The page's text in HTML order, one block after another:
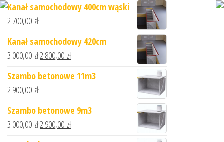
Kanał samochodowy 400cm wąski
2 700,00 zł
Kanał samochodowy 420cm
3 000,00zł2 800,00 zł
Szambo betonowe 11m3
2 900,00 zł
Szambo betonowe 9m3
3 000,00zł2 900,00 zł